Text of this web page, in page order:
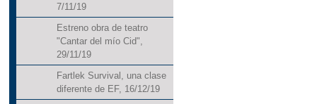
7/11/19
Estreno obra de teatro
"Cantar del mío Cid",
29/11/19
Fartlek Survival, una clase
diferente de EF, 16/12/19